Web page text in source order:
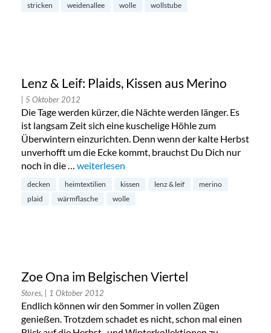
stricken
weidenallee wolle wollstube
Lenz & Leif: Plaids, Kissen aus Merino
| 5 Oktober 2012
Die Tage werden kürzer, die Nächte werden länger. Es
ist langsam Zeit sich eine kuschelige Höhle zum
Überwintern einzurichten. Denn wenn der kalte Herbst
unverhofft um die Ecke kommt, brauchst Du Dich nur
noch in die … „Lenz & Leif: Plaids, Kissen aus Merino“
weiterlesen
decken heimtextilien kissen lenz & leif
merino
plaid
wärmflasche wolle
Zoe Ona im Belgischen Viertel
Stores, | 1 Oktober 2012
Endlich können wir den Sommer in vollen Zügen
genießen. Trotzdem schadet es nicht, schon mal einen